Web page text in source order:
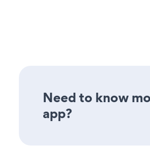
Need to know
app?